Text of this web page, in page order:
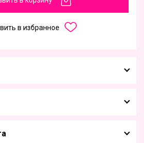
в избранное